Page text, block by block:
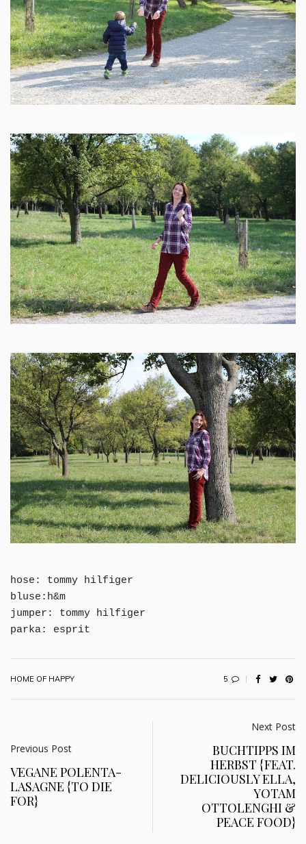
hose: tommy hilfiger
bluse:h&m
jumper: tommy hilfiger
parka: esprit
HOME OF HAPPY 5
Previous Post
VEGANE POLENTA-
LASAGNE {TO DIE
FOR}
Next Post
BUCHTIPPS IM
HERBST {FEAT.
DELICIOUSLY ELLA,
YOTAM
OTTOLENGHI &
PEACE FOOD}